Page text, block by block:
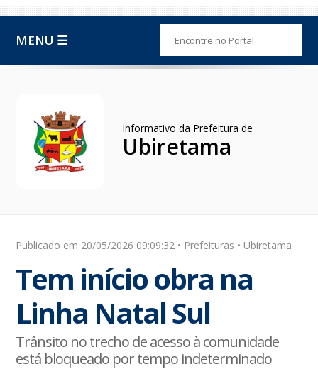
MENU ☰
Informativo da Prefeitura de
Ubiretama
Publicado em 20/05/2026 09:09:32 • Prefeituras • Ubiretama
Tem início obra na
Linha Natal Sul
Trânsito no trecho de acesso à comunidade
está bloqueado por tempo indeterminado